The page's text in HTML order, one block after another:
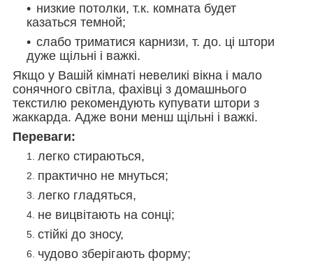
низкие потолки, т.к. комната будет
казаться темной;
слабо триматися карнизи, т. до. ці штори
дуже щільні і важкі.
Якщо у Вашій кімнаті невеликі вікна і мало
сонячного світла, фахівці з домашнього
текстилю рекомендують купувати штори з
жаккарда. Адже вони менш щільні і важкі.
Переваги:
легко стираються,
практично не мнуться;
легко гладяться,
не вицвітають на сонці;
стійкі до зносу,
чудово зберігають форму;